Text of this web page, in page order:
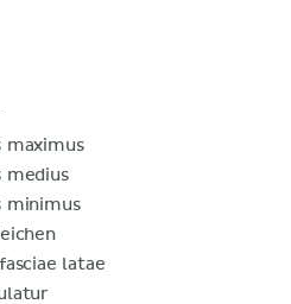
maximus
medius
minimus
latae